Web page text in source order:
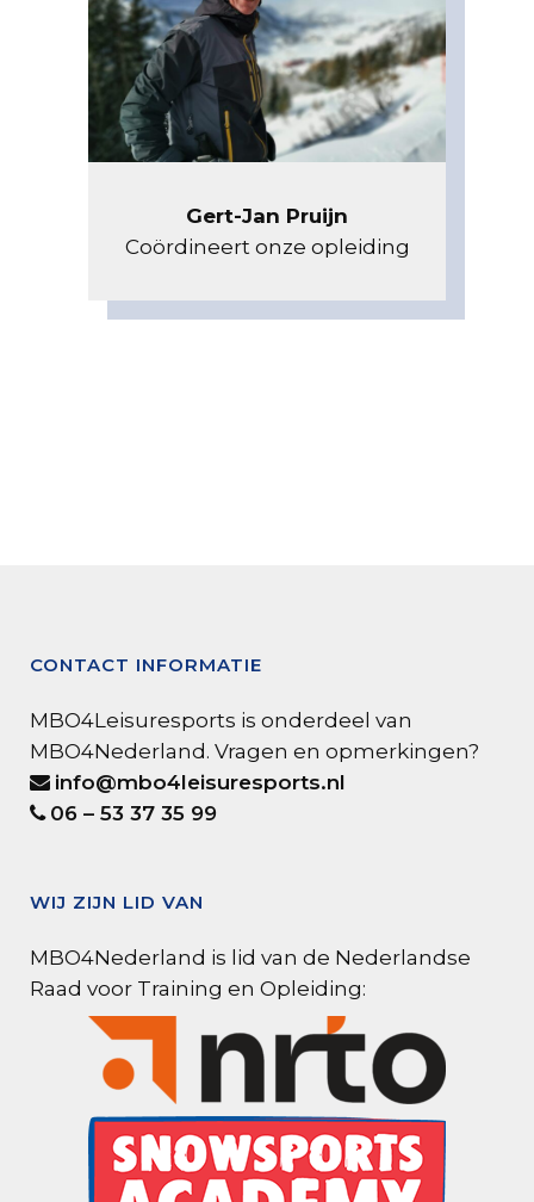
Gert-Jan Pruijn
Coördineert onze opleiding
CONTACT INFORMATIE
MBO4Leisuresports is onderdeel van
MBO4Nederland. Vragen en opmerkingen?
info@mbo4leisuresports.nl
06 – 53 37 35 99
WIJ ZIJN LID VAN
MBO4Nederland is lid van de Nederlandse
Raad voor Training en Opleiding: